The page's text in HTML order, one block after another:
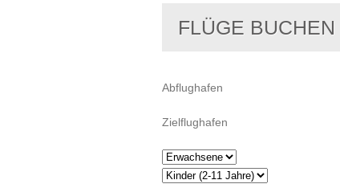
FLÜGE BUCHEN